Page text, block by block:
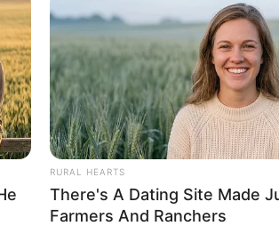
ഭാരതീയ പ്രതിനിധി സഭയ്‌ക്ക്
തുടക്കം. ആര്‍എസ്എസ്.
മൂന്ന് ദിവസം നീണ്ടു നില്‍ക്കുന്ന
പരിവാര്‍
RURAL HEARTS
There's A Dating Site Made
Farmers And Ranchers